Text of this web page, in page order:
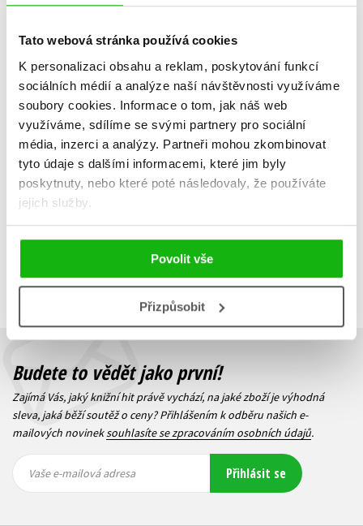
Tato webová stránka používá cookies
K personalizaci obsahu a reklam, poskytování funkcí
sociálních médií a analýze naší návštěvnosti využíváme
soubory cookies. Informace o tom, jak náš web
využíváme, sdílíme se svými partnery pro sociální
média, inzerci a analýzy. Partneři mohou zkombinovat
tyto údaje s dalšími informacemi, které jim byly
poskytnuty, nebo které poté následovaly, že používáte
jejich služby.
Povolit vše
Přizpůsobit
Santiago, má lásko
Adéla Elbel, Michal Rožek
319 Kč
Do košíku
Zobrazuji 1 až 1 z celkem 1 záznamů
Předchozí 1 Další
Budete to vědět jako první!
Zajímá Vás, jaký knižní hit právě vychází, na jaké zboží je výhodná
sleva, jaká běží soutěž o ceny? Přihlášením k odběru našich e-
mailových novineksouhlasíte se zpracováním osobních údajů.
mailová
mailová
Vaše e-mailová adresa Přihlásit se